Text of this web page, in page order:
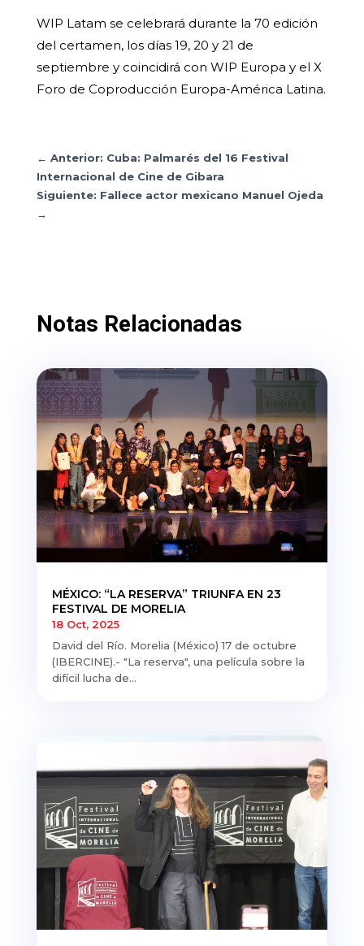
WIP Latam se celebrará durante la 70 edición
del certamen, los días 19, 20 y 21 de
septiembre y coincidirá con WIP Europa y el X
Foro de Coproducción Europa-América Latina.
← Anterior: Cuba: Palmarés del 16 Festival
Internacional de Cine de Gibara
Siguiente: Fallece actor mexicano Manuel Ojeda
→
Notas Relacionadas
MÉXICO: “LA RESERVA” TRIUNFA EN 23
FESTIVAL DE MORELIA
18 Oct, 2025
David del Río. Morelia (México) 17 de octubre
(IBERCINE).- "La reserva", una película sobre la
difícil lucha de...